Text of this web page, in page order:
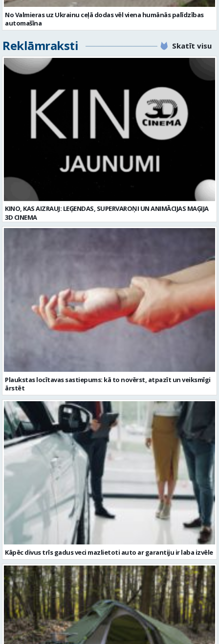
No Valmieras uz Ukrainu ceļā dodas vēl viena humānās palīdzības
automašīna
Reklāmraksti Skatīt visu
KINO, KAS AIZRAUJ: LEĢENDAS, SUPERVAROŅI UN ANIMĀCIJAS MAĢIJA
3D CINEMA
Plaukstas locītavas sastiepums: kā to novērst, atpazīt un veiksmīgi
ārstēt
Kāpēc divus trīs gadus veci mazlietoti auto ar garantiju ir laba izvēle